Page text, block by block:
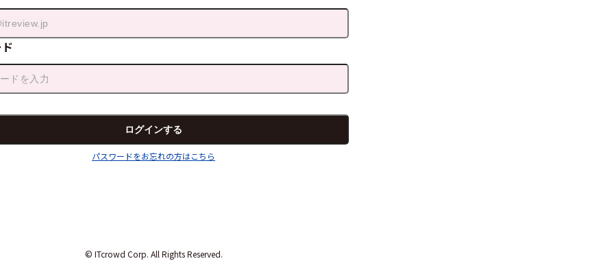
パスワードをお忘れの方はこちら
© ITcrowd Corp. All Rights Reserved.